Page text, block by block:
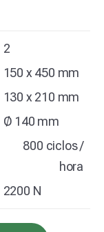
2
150 x 450 mm
130 x 210 mm
Ø 140 mm
800 ciclos /
hora
2200 N